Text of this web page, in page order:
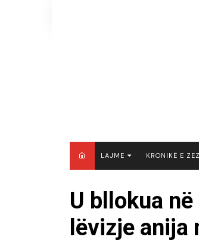
LAJME
KOSOVË
SHQIPËRI
RAJON
KRONIKË E
U bllokua
lëvizje anija